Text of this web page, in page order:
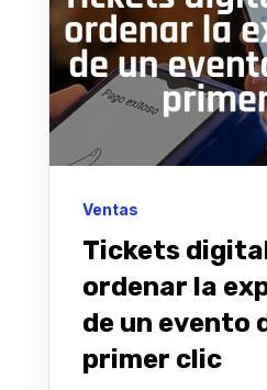
Ventas
Tickets
ordenar la
de un evento
primer clic